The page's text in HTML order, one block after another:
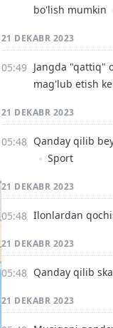
bo'lish mumkin
21 DEKABR 2023
Jangda "qattiq"
mag'lub etish
21 DEKABR 2023
Qanday qilib
Sport
21 DEKABR 2023
Ilonlardan
21 DEKABR 2023
Qanday qilib
21 DEKABR 2023